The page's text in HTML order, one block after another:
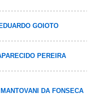
GOIOTO
PEREIRA
DA FONSECA